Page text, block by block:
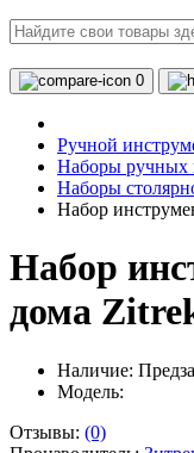
0
Ручной
Наборы ручных
Наборы
Набор
Набор
дома
Наличие:
Модель:
Отзывы: (0)